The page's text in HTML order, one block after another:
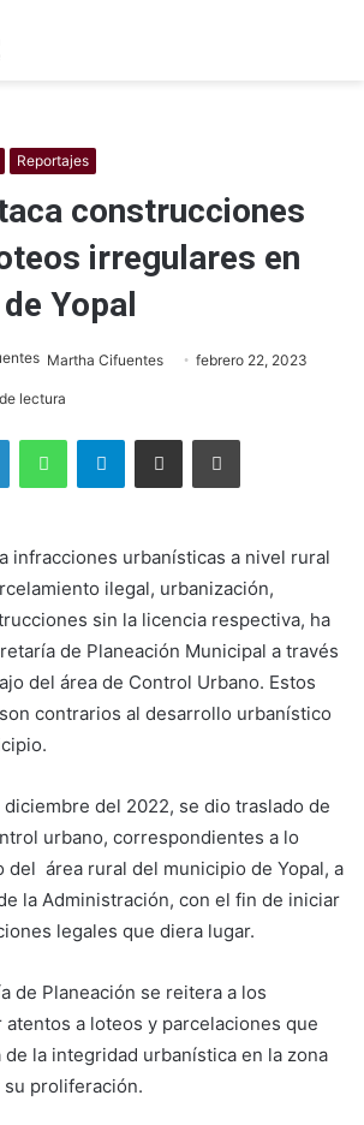
Reportajes
construcciones
irregulares en
Yopal
Martha Cifuentes febrero 22, 2023
lectura
LinkedInWhatsAppTelegramCompartir por correo electrónicoImprimir
infracciones urbanísticas a nivel rural
ilegal, urbanización,
sin la licencia respectiva, ha
de Planeación Municipal a través
del área de Control Urbano. Estos
contrarios al desarrollo urbanístico
del 2022, se dio traslado de
urbano, correspondientes a lo
del área rural del municipio de Yopal, a
la Administración, con el fin de iniciar
legales que diera lugar.
de Planeación se reitera a los
a loteos y parcelaciones que
la integridad urbanística en la zona
proliferación.